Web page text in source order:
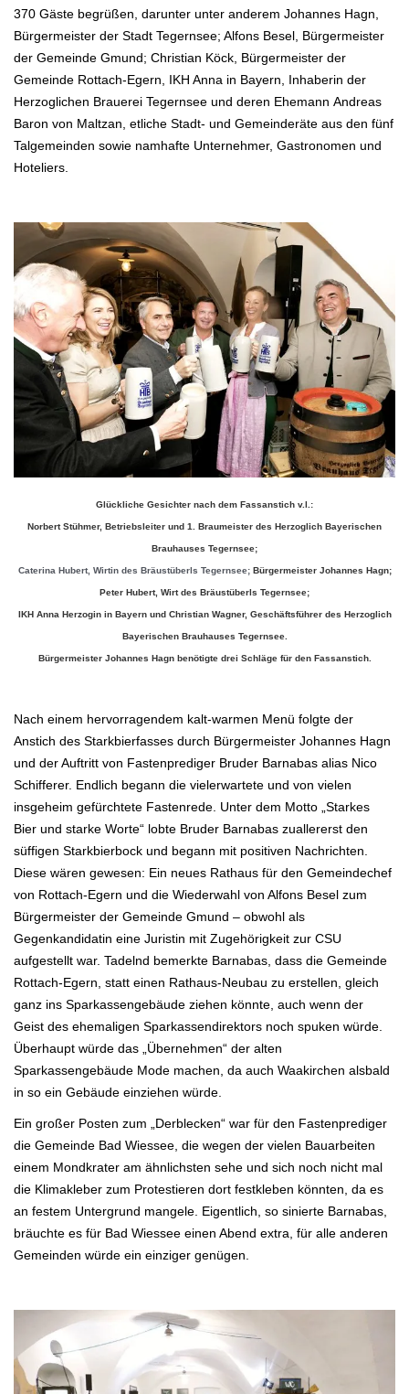
370 Gäste begrüßen, darunter unter anderem Johannes Hagn,
Bürgermeister der Stadt Tegernsee; Alfons Besel, Bürgermeister
der Gemeinde Gmund; Christian Köck, Bürgermeister der
Gemeinde Rottach-Egern, IKH Anna in Bayern, Inhaberin der
Herzoglichen Brauerei Tegernsee und deren Ehemann Andreas
Baron von Maltzan , etliche Stadt- und Gemeinderäte aus den fünf
Talgemeinden sowie namhafte Unternehmer, Gastronomen und
Hoteliers.
Glückliche Gesichter nach dem Fassanstich v.l.:
Norbert Stühmer, Betriebsleiter und 1. Braumeister des Herzoglich Bayerischen
Brauhauses Tegernsee;
Caterina Hubert, Wirtin des Bräustüberls Tegernsee; Bürgermeister Johannes Hagn;
Peter Hubert, Wirt des Bräustüberls Tegernsee;
IKH Anna Herzogin in Bayern und Christian Wagner, Geschäftsführer des Herzoglich
Bayerischen Brauhauses Tegernsee.
Bürgermeister Johannes Hagn benötigte drei Schläge für den Fassanstich.
Nach einem hervorragendem kalt-warmen Menü folgte der
Anstich des Starkbierfasses durch Bürgermeister Johannes Hagn
und der Auftritt von Fastenprediger Bruder Barnabas alias Nico
Schifferer. Endlich begann die vielerwartete und von vielen
insgeheim gefürchtete Fastenrede. Unter dem Motto „Starkes
Bier und starke Worte“ lobte Bruder Barnabas zuallererst den
süffigen Starkbierbock und begann mit positiven Nachrichten.
Diese wären gewesen: Ein neues Rathaus für den Gemeindechef
von Rottach-Egern und die Wiederwahl von Alfons Besel zum
Bürgermeister der Gemeinde Gmund – obwohl als
Gegenkandidatin eine Juristin mit Zugehörigkeit zur CSU
aufgestellt war. Tadelnd bemerkte Barnabas, dass die Gemeinde
Rottach-Egern, statt einen Rathaus-Neubau zu erstellen, gleich
ganz ins Sparkassengebäude ziehen könnte, auch wenn der
Geist des ehemaligen Sparkassendirektors noch spuken würde.
Überhaupt würde das „Übernehmen“ der alten
Sparkassengebäude Mode machen, da auch Waakirchen alsbald
in so ein Gebäude einziehen würde.
Ein großer Posten zum „Derblecken“ war für den Fastenprediger
die Gemeinde Bad Wiessee, die wegen der vielen Bauarbeiten
einem Mondkrater am ähnlichsten sehe und sich noch nicht mal
die Klimakleber zum Protestieren dort festkleben könnten, da es
an festem Untergrund mangele. Eigentlich, so sinierte Barnabas,
bräuchte es für Bad Wiessee einen Abend extra, für alle anderen
Gemeinden würde ein einziger genügen.